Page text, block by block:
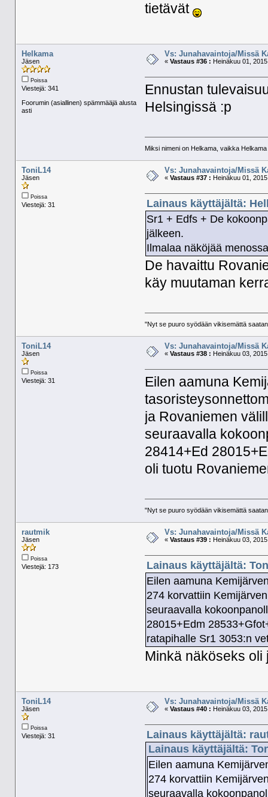
tietävät
Helkama
Jäsen
Poissa
Viestejä: 341
Foorumin (asiallinen) spämmääjä alusta
asti
Vs: Junahavaintoja/Missä
« Vastaus #36 : Heinäkuu 01,
Ennustan
Helsingissä :p
Miksi nimeni on Helkama, vaikka
ToniL14
Jäsen
Poissa
Viestejä: 31
Vs: Junahavaintoja/Missä
« Vastaus #37 : Heinäkuu 01,
Lainaus käyttäjältä:
Sr1 + Edfs + De
jälkeen.
Ilmalaa näköjää
De havaittu
käy muutaman
"Nyt se puuro syödään vikisemättä
ToniL14
Jäsen
Poissa
Viestejä: 31
Vs: Junahavaintoja/Missä
« Vastaus #38 : Heinäkuu 03,
Eilen aamuna
ja Rovaniemen
seuraavalla
28414+Ed
oli tuotu
"Nyt se puuro syödään vikisemättä
rautmik
Jäsen
Poissa
Viestejä: 173
Vs: Junahavaintoja/Missä
« Vastaus #39 : Heinäkuu 03,
Lainaus käyttäjältä:
Eilen aamuna
274 korvattiin
seuraavalla
28015+Edm
ratapihalle Sr1 3053:n
Minkä näköseks
ToniL14
Jäsen
Poissa
Viestejä: 31
Vs: Junahavaintoja/Missä
« Vastaus #40 : Heinäkuu 03,
Lainaus käyttäjältä:
Lainaus käyttäjältä:
Eilen aamuna
274 korvattiin
seuraavalla